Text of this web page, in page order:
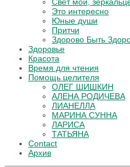
Это интересно
Юные души
Притчи
Здорово Быть
Здоровье
Красота
Время для чтения
Помощь целителя
ОЛЕГ ШИШКИН
АЛЕНА РОДИЧЕВА
ЛИАНЕЛЛА
МАРИНА СУННА
ЛАРИСА
ТАТЬЯНА
Contact
Архив